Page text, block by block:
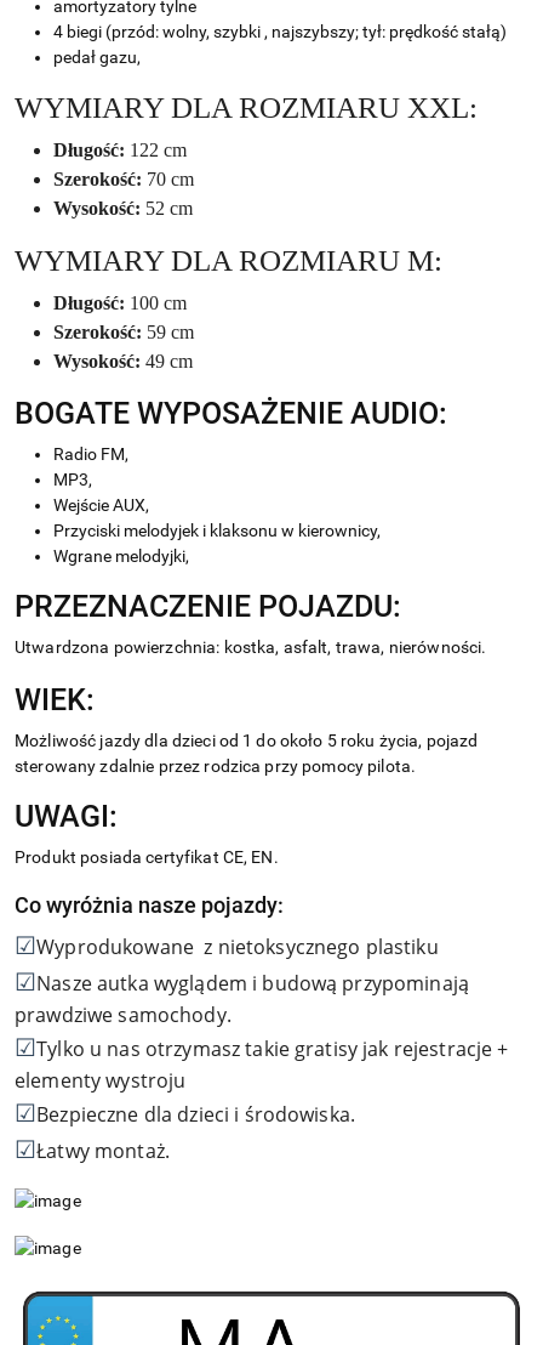
amortyzatory tylne
4 biegi (przód: wolny, szybki , najszybszy; tył: prędkość stałą)
pedał gazu,
WYMIARY DLA ROZMIARU XXL:
Długość: 122 cm
Szerokość: 70 cm
Wysokość: 52 cm
WYMIARY DLA ROZMIARU M:
Długość: 100 cm
Szerokość: 59 cm
Wysokość: 49 cm
BOGATE WYPOSAŻENIE AUDIO:
Radio FM,
MP3,
Wejście AUX,
Przyciski melodyjek i klaksonu w kierownicy,
Wgrane melodyjki,
PRZEZNACZENIE POJAZDU:
Utwardzona powierzchnia: kostka, asfalt, trawa, nierówności.
WIEK:
Możliwość jazdy dla dzieci od 1 do około 5 roku życia, pojazd
sterowany zdalnie przez rodzica przy pomocy pilota.
UWAGI:
Produkt posiada certyfikat CE, EN.
Co wyróżnia nasze pojazdy:
☑Wyprodukowane z nietoksycznego plastiku
☑Nasze autka wyglądem i budową przypominają
prawdziwe samochody.
☑Tylko u nas otrzymasz takie gratisy jak rejestracje +
elementy wystroju
☑Bezpieczne dla dzieci i środowiska.
☑Łatwy montaż.